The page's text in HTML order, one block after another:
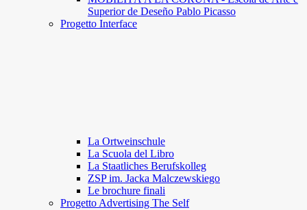
Superior de Deseño Pablo Picasso
Progetto Interface
La Ortweinschule
La Scuola del Libro
La Staatliches Berufskolleg
ZSP im. Jacka Malczewskiego
Le brochure finali
Progetto Advertising The Self